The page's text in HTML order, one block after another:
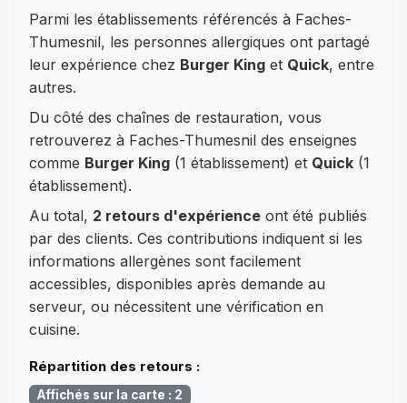
Parmi les établissements référencés à Faches-
Thumesnil, les personnes allergiques ont partagé
leur expérience chez Burger King et Quick, entre
autres.
Du côté des chaînes de restauration, vous
retrouverez à Faches-Thumesnil des enseignes
comme Burger King (1 établissement) et Quick (1
établissement).
Au total, 2 retours d'expérience ont été publiés
par des clients. Ces contributions indiquent si les
informations allergènes sont facilement
accessibles, disponibles après demande au
serveur, ou nécessitent une vérification en
cuisine.
Répartition des retours :
Affichés sur la carte : 2